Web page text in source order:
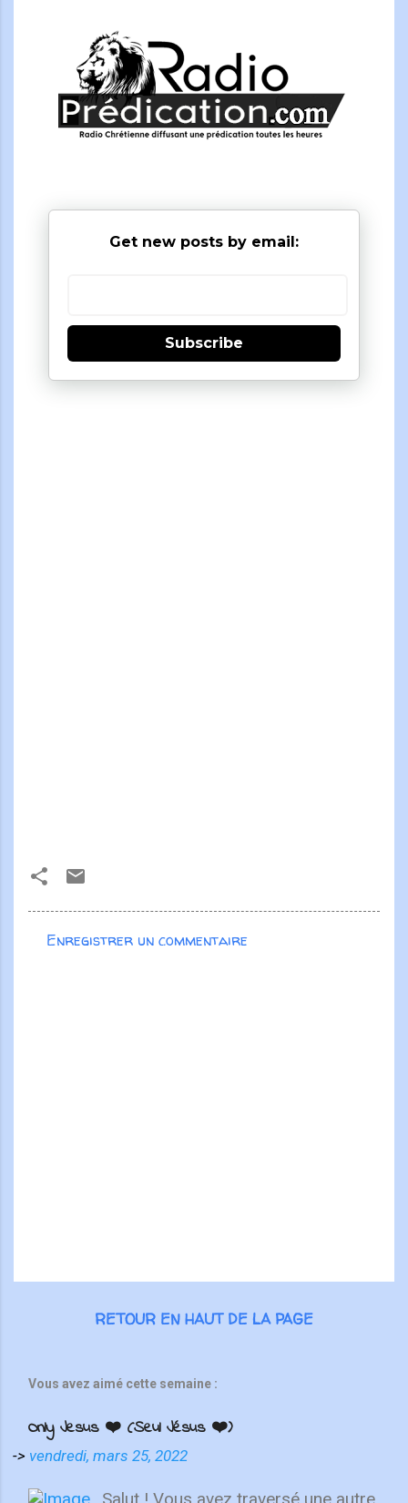
Get new posts by email:
Subscribe
C
Enregistrer un commentaire
RETOUR EN HAUT DE LA PAGE
Vous avez aimé cette semaine :
Only Jesus ❤️ (Seul Jésus ❤️)
-> vendredi, mars 25, 2022
Salut ! Vous avez traversé une autre